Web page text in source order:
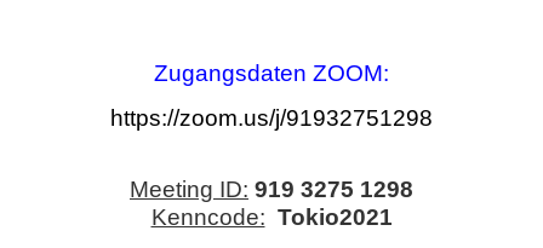
Zugangsdaten ZOOM:
https://zoom.us/j/91932751298
Meeting ID: 919 3275 1298
Kenncode: Tokio2021